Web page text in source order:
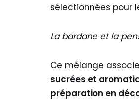
sélectionnées pour
La bardane et la
Ce mélange
sucrées et
préparation en